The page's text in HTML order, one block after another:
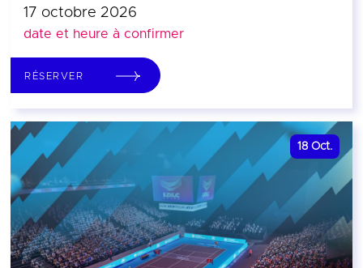
17 octobre 2026
date et heure à confirmer
RÉSERVER
18 Oct.